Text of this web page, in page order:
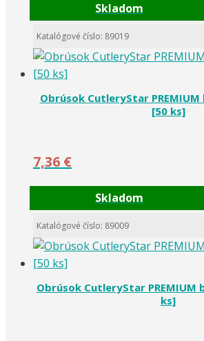
Skladom
Katalógové číslo: 89019
Obrúsok CutleryStar PREMIUM
[50 ks]
7,36 €
Skladom
Katalógové číslo: 89009
Obrúsok CutleryStar PREMIUM
ks]